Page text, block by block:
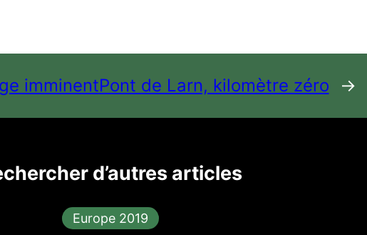
imminentPont de Larn, kilomètre zéro →
d’autres articles
Europe 2019